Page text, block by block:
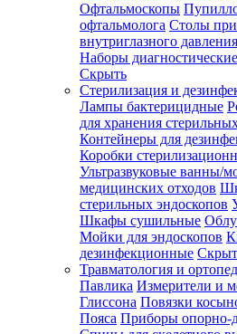
Офтальмоскопы
офтальмолога Столы
внутриглазного давления
Наборы диагностические
Скрыть
Стерилизация и
Лампы бактерицидные
для хранения
Контейнеры для
Коробки
Ультразвуковые ванны/
медицинских отходов
стерильных эндоскопов
Шкафы сушильные
Мойки для эндоскопов
дезинфекционные
Травматология и
Павлика Измерители и
Глиссона Повязки
Пояса Приборы опорно-